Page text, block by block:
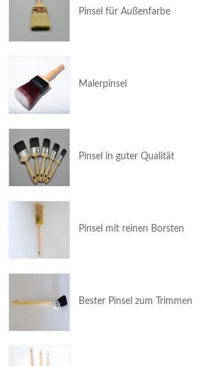
Pinsel für Außenfarbe
Malerpinsel
Pinsel in guter Qualität
Pinsel mit reinen Borsten
Bester Pinsel zum Trimmen